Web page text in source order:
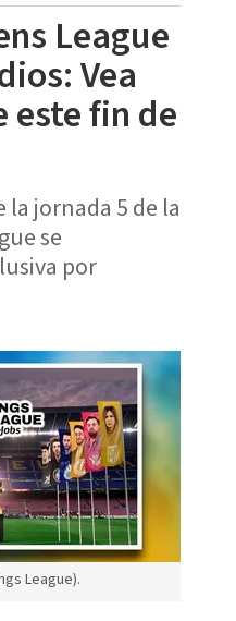
League
Vea
este fin de
jornada 5 de la
se
por
League).